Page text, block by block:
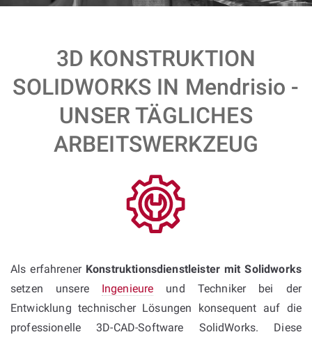
3D KONSTRUKTION
SOLIDWORKS IN Mendrisio -
UNSER TÄGLICHES
ARBEITSWERKZEUG
Als erfahrener Konstruktionsdienstleister mit Solidworks
setzen unsere Ingenieure und Techniker bei der
Entwicklung technischer Lösungen konsequent auf die
professionelle 3D-CAD-Software SolidWorks. Diese